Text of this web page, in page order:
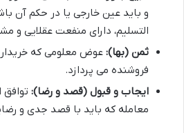
و باید عین خارجی یا در حکم آن
التسلیم، دارای منفعت عقلایی و
ثمن (بها): عوض معلومی که
فروشنده می پردازد.
ایجاب و قبول (قصد و رضا): توافق
معامله که باید با قصد جدی و